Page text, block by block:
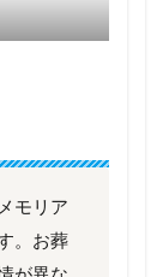
モリア
。お葬